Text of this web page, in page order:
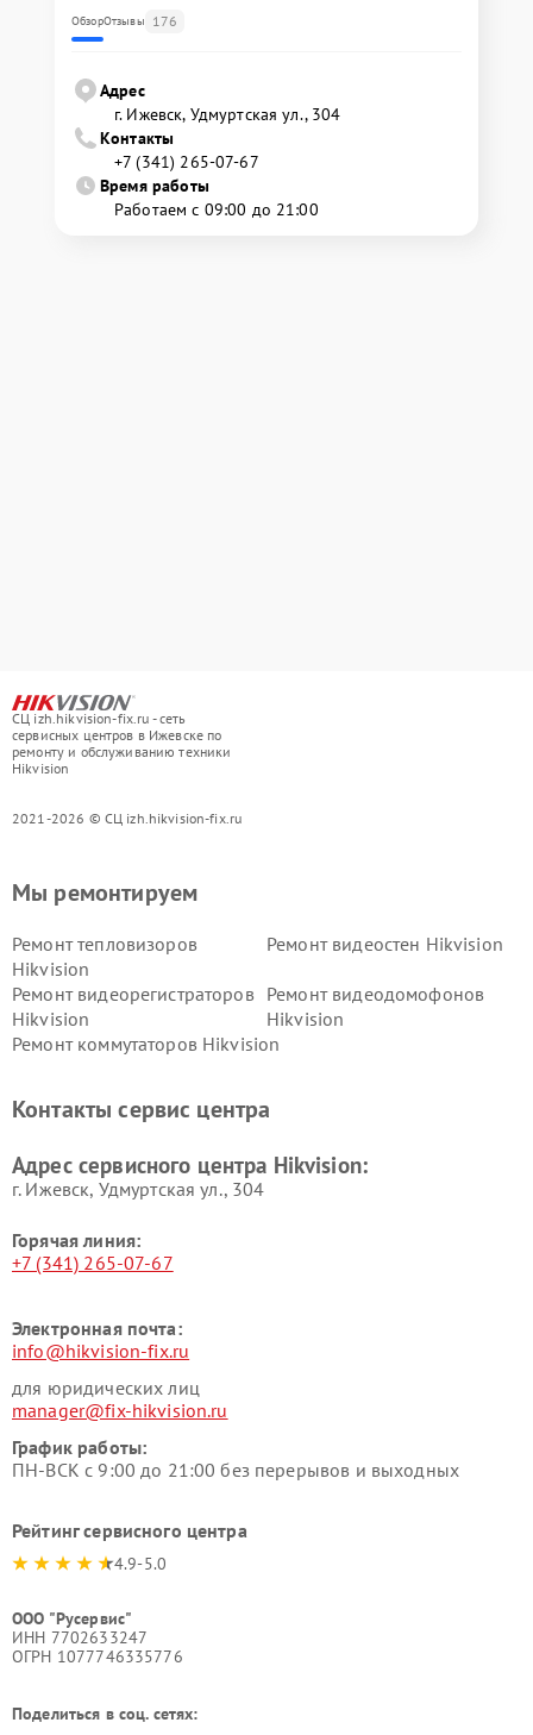
ОбзорОтзывы 176
Адрес
г. Ижевск, Удмуртская ул., 304
Контакты
+7 (341) 265-07-67
Время работы
Работаем с 09:00 до 21:00
СЦ izh.hikvision-fix.ru - сеть
сервисных центров в Ижевске по
ремонту и обслуживанию техники
Hikvision
2021-2026 © СЦ izh.hikvision-fix.ru
Мы ремонтируем
Ремонт тепловизоров
Hikvision
Ремонт видеостен Hikvision
Ремонт видеорегистраторов
Hikvision
Ремонт видеодомофонов
Hikvision
Ремонт коммутаторов Hikvision
Контакты сервис центра
Адрес сервисного центра Hikvision:
г. Ижевск, Удмуртская ул., 304
Горячая линия:
+7 (341) 265-07-67
Электронная почта:
info@hikvision-fix.ru
для юридических лиц
manager@fix-hikvision.ru
График работы:
ПН-ВСК с 9:00 до 21:00 без перерывов и выходных
Рейтинг сервисного центра
4.9-5.0
ООО "Русервис"
ИНН 7702633247
ОГРН 1077746335776
Поделиться в соц. сетях: